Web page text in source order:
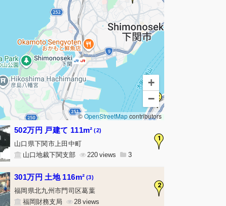
2
+
−
©OpenStreetMapcontributors
1
502万円 戸建て 111m² (2)
山口県下関市上田中町
山口地裁下関支部
220 3
2
301万円 土地 116m² (3)
福岡県北九州市門司区葛葉
福岡財務支局
28